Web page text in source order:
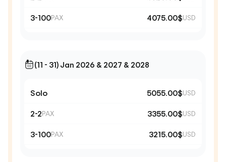
3-100PAX 4075.00$USD
(11 - 31) Jan 2026 & 2027 & 2028
Solo 5055.00$USD
2-2PAX 3355.00$USD
3-100PAX 3215.00$USD